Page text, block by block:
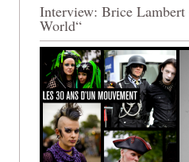
Interview: Brice
World“